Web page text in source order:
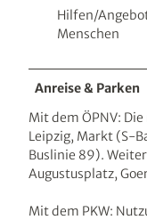
Hilfen/
Menschen
Anreise & Parken
Mit dem ÖPNV:
Leipzig, Markt (S-
Buslinie 89).
Augustusplatz,
Mit dem PKW: